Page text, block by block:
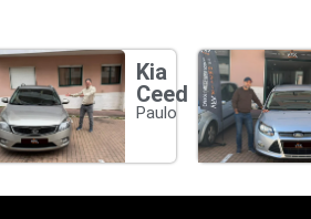
Kia
Ceed
Paulo